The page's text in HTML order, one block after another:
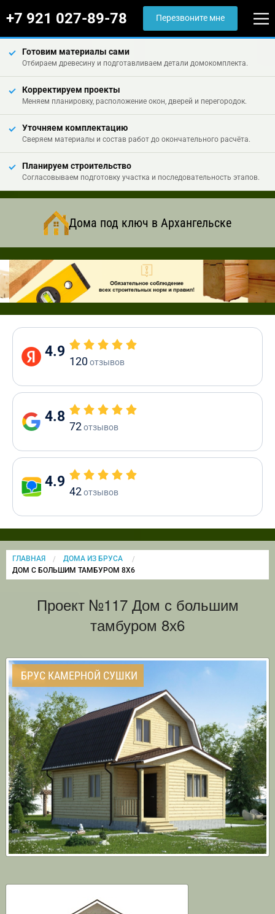
+7 921 027-89-78 Перезвоните мне
Готовим материалы сами
Отбираем древесину и подготавливаем детали домокомплекта.
Корректируем проекты
Меняем планировку, расположение окон, дверей и перегородок.
Уточняем комплектацию
Сверяем материалы и состав работ до окончательного расчёта.
Планируем строительство
Согласовываем подготовку участка и последовательность этапов.
Дома под ключ в Архангельске
4.9
120отзывов
4.8
72отзывов
4.9
42отзывов
ГЛАВНАЯ
ДОМА ИЗ БРУСА
CURRENT:
ДОМ С БОЛЬШИМ ТАМБУРОМ 8Х6
Проект №117 Дом с большим
тамбуром 8х6
БРУС КАМЕРНОЙ СУШКИ